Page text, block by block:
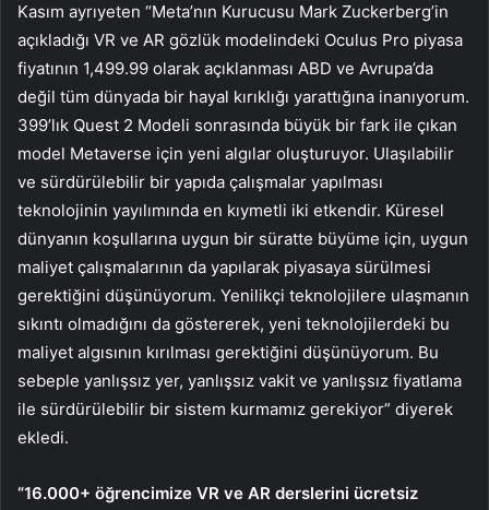
Kasım ayrıyeten “Meta’nın Kurucusu Mark Zuckerberg’in
açıkladığı VR ve AR gözlük modelindeki Oculus Pro piyasa
fiyatının 1,499.99 olarak açıklanması ABD ve Avrupa’da
değil tüm dünyada bir hayal kırıklığı yarattığına inanıyorum.
399’lık Quest 2 Modeli sonrasında büyük bir fark ile çıkan
model Metaverse için yeni algılar oluşturuyor. Ulaşılabilir
ve sürdürülebilir bir yapıda çalışmalar yapılması
teknolojinin yayılımında en kıymetli iki etkendir. Küresel
dünyanın koşullarına uygun bir süratte büyüme için, uygun
maliyet çalışmalarının da yapılarak piyasaya sürülmesi
gerektiğini düşünüyorum. Yenilikçi teknolojilere ulaşmanın
sıkıntı olmadığını da göstererek, yeni teknolojilerdeki bu
maliyet algısının kırılması gerektiğini düşünüyorum. Bu
sebeple yanlışsız yer, yanlışsız vakit ve yanlışsız fiyatlama
ile sürdürülebilir bir sistem kurmamız gerekiyor” diyerek
ekledi.
“16.000+ öğrencimize VR ve AR derslerini ücretsiz